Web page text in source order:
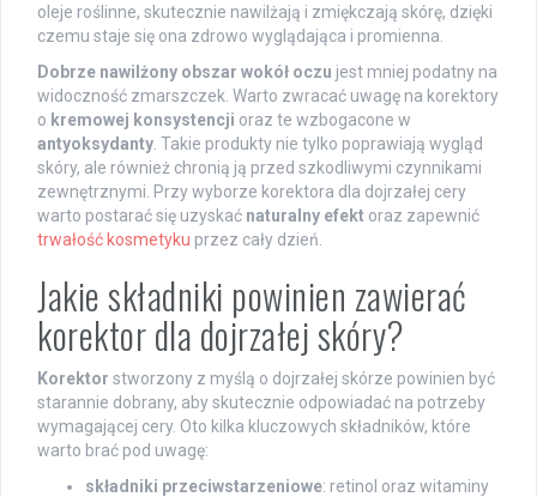
oleje roślinne, skutecznie nawilżają i zmiękczają skórę, dzięki
czemu staje się ona zdrowo wyglądająca i promienna.
Dobrze nawilżony obszar wokół oczu jest mniej podatny na
widoczność zmarszczek. Warto zwracać uwagę na korektory
o kremowej konsystencji oraz te wzbogacone w
antyoksydanty . Takie produkty nie tylko poprawiają wygląd
skóry, ale również chronią ją przed szkodliwymi czynnikami
zewnętrznymi. Przy wyborze korektora dla dojrzałej cery
warto postarać się uzyskać naturalny efekt oraz zapewnić
trwałość kosmetyku przez cały dzień.
Jakie składniki powinien zawierać
korektor dla dojrzałej skóry?
Korektor stworzony z myślą o dojrzałej skórze powinien być
starannie dobrany, aby skutecznie odpowiadać na potrzeby
wymagającej cery. Oto kilka kluczowych składników, które
warto brać pod uwagę:
składniki przeciwstarzeniowe: retinol oraz witaminy